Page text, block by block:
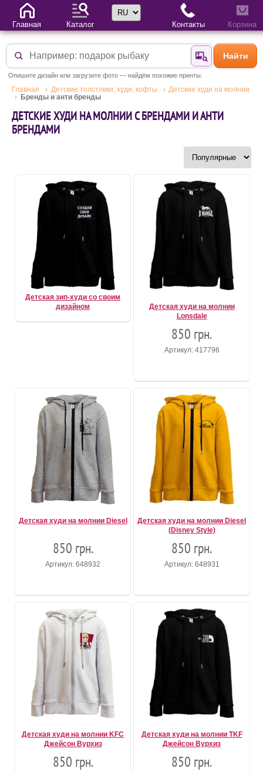
Найти поНайти
Опишите дизайн или загрузите фото — найдём похожие принты.
Главная Детские толстовки, худи, кофты
Детские худи на молнии
Бренды и анти бренды
ДЕТСКИЕ ХУДИ НА МОЛНИИ С БРЕНДАМИ И АНТИ
БРЕНДАМИ
Детская зип-худи со своим
дизайном
Детская худи на молнии
Lonsdale
850 грн.
Артикул: 417796
Детская худи на молнии Diesel
850 грн.
Артикул: 648932
Детская худи на молнии Diesel
(Disney Style)
850 грн.
Артикул: 648931
Детская худи на молнии KFC
Джейсон Вурхиз
850 грн.
Детская худи на молнии TKF
Джейсон Вурхиз
850 грн.
Главная Каталог
Выбор языка
Контакты Корзина